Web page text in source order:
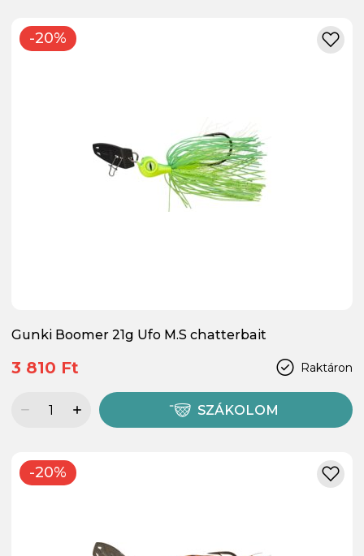
-20%
Gunki Boomer 21g Ufo M.S chatterbait
Raktáron
3 810 Ft
SZÁKOLOM
-20%